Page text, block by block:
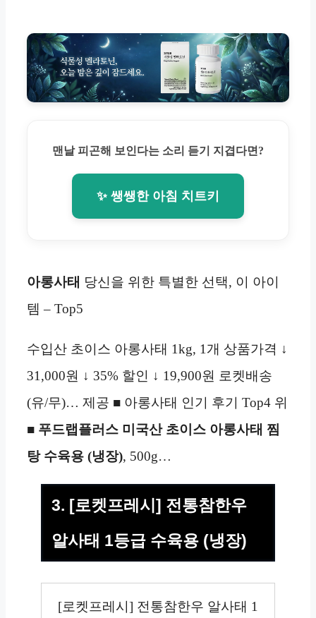
맨날 피곤해 보인다는 소리 듣기 지겹다면?
✨ 쌩쌩한 아침 치트키
아롱사태 당신을 위한 특별한 선택, 이 아이
템 – Top5
수입산 초이스 아롱사태 1kg, 1개 상품가격 ↓
31,000원 ↓ 35% 할인 ↓ 19,900원 로켓배송
(유/무)… 제공 ■ 아롱사태 인기 후기 Top4 위
■ 푸드랩플러스 미국산 초이스 아롱사태 찜
탕 수육용 (냉장), 500g…
3. [로켓프레시] 전통참한우
알사태 1등급 수육용 (냉장)
[로켓프레시] 전통참한우 알사태 1